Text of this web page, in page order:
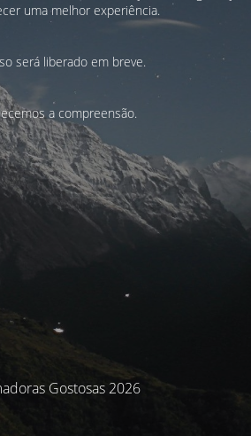
uma melhor experiência.
será liberado em breve.
a compreensão.
Gostosas 2026